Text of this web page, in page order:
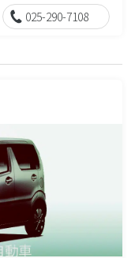
025-290-7108